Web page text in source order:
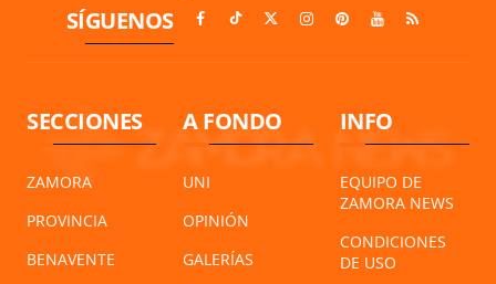
SÍGUENOS
SECCIONES
ZAMORA
PROVINCIA
BENAVENTE
A FONDO
UNI
OPINIÓN
GALERÍAS
INFO
EQUIPO DE
ZAMORA NEWS
CONDICIONES
DE USO